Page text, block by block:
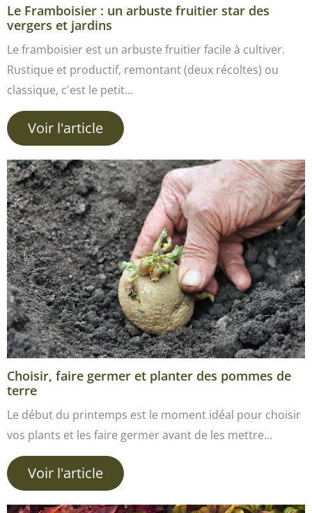
Le Framboisier : un arbuste fruitier star des
vergers et jardins
Le framboisier est un arbuste fruitier facile à cultiver.
Rustique et productif, remontant (deux récoltes) ou
classique, c'est le petit…
Voir l'article
Choisir, faire germer et planter des pommes de
terre
Le début du printemps est le moment idéal pour choisir
vos plants et les faire germer avant de les mettre…
Voir l'article